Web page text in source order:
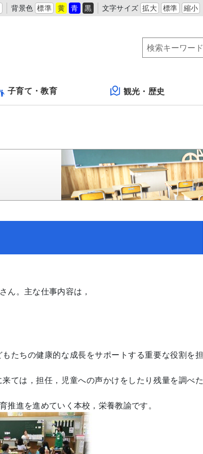
背景色 標準 黄 青 黒 文字サイズ 拡大 標準 縮小
子育て・教育 観光・歴史
ん。主な仕事内容は，
たちの健康的な成長をサポートする重要な役割を担
ては，担任，児童への声かけをしたり残量を調べた
進を進めていく本校，栄養教諭です。